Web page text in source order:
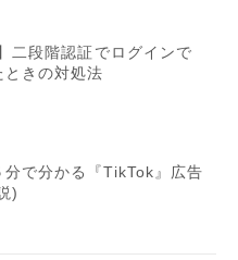
二段階認証でログインで
ときの対処法
分で分かる『TikTok』広告
)